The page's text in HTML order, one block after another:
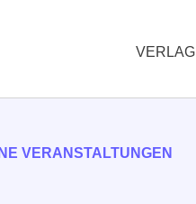
VERLAG
VERANSTALTUNGEN